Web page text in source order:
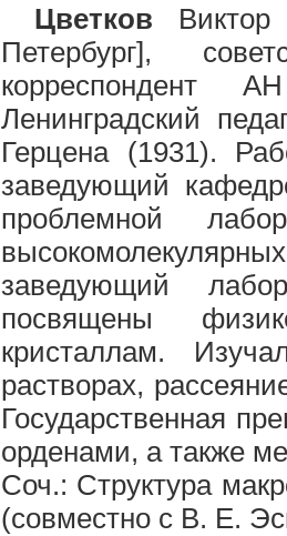
Цветков Виктор
Петербург],
корреспондент
Ленинградский
Герцена (1931).
заведующий
проблемной
заведующий
посвящены
кристаллам.
растворах,
Государственная
орденами, а также
Соч.: Структура
(совместно с В. Е.